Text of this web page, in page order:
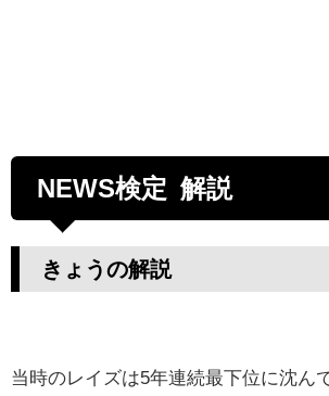
NEWS検定 解説
きょうの解説
当時のレイズは5年連続最下位に沈ん